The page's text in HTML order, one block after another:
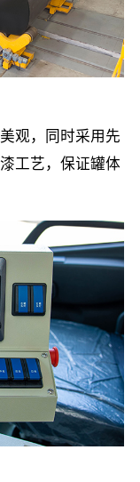
观，同时采用先
工艺，保证罐体